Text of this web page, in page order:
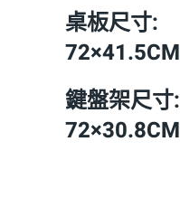
桌板尺寸:
72×41.5CM
鍵盤架尺寸:
72×30.8CM